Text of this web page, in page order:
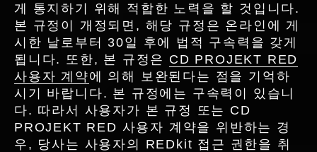
게 통지하기 위해 적합한 노력을 할 것입니다.
본 규정이 개정되면, 해당 규정은 온라인에 게
시한 날로부터 30일 후에 법적 구속력을 갖게
됩니다. 또한, 본 규정은 CD PROJEKT RED
사용자 계약에 의해 보완된다는 점을 기억하
시기 바랍니다. 본 규정에는 구속력이 있습니
다. 따라서 사용자가 본 규정 또는 CD
PROJEKT RED 사용자 계약을 위반하는 경
우, 당사는 사용자의 REDkit 접근 권한을 취